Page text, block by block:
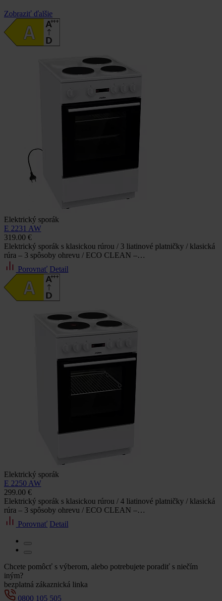
Zobraziť ďalšie
Elektrický sporák
E 2231 AW
319.00 €
Elektrický sporák s klasickou rúrou / 3 liatinové platničky / klasická
rúra – 3 spôsoby ohrevu / ECO CLEAN –…
Porovnať Detail
Elektrický sporák
E 2250 AW
299.00 €
Elektrický sporák s klasickou rúrou / 4 liatinové platničky / klasická
rúra – 3 spôsoby ohrevu / ECO CLEAN –…
Porovnať Detail
Chcete pomôcť s výberom, alebo potrebujete poradiť s niečím
iným?
bezplatná zákaznická linka
0800 105 505